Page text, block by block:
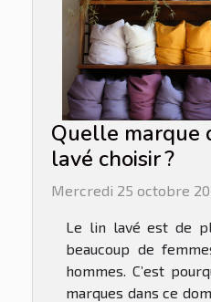
Quelle marque
lavé choisir ?
Mercredi 25 octobre
Le lin lavé est de
beaucoup de
hommes. C’est
marques dans ce